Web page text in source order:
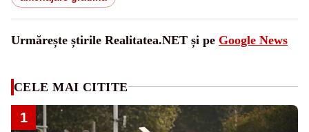
Urmărește știrile Realitatea.NET și pe Google News
CELE MAI CITITE
1